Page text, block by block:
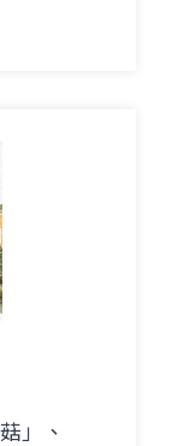
」、